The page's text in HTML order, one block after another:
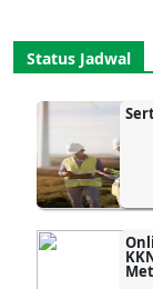
Status Jadwal